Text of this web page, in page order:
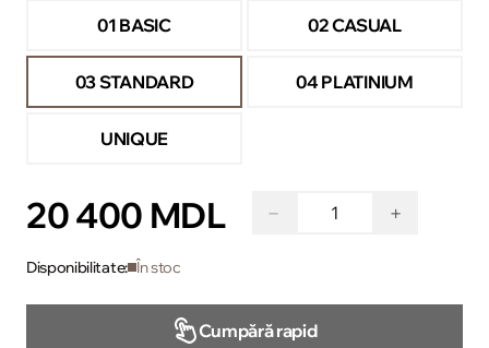
01 BASIC
02 CASUAL
03 STANDARD 04 PLATINIUM
UNIQUE
20 400 MDL − +
Disponibilitate: În stoc
Cumpără rapid